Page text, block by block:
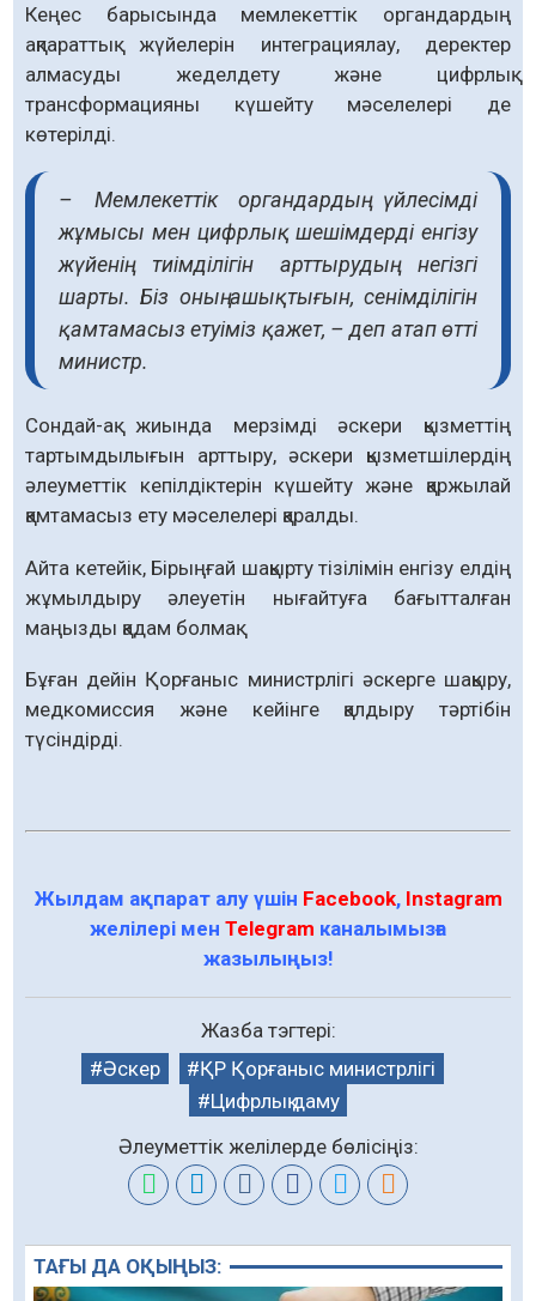
Кеңес барысында мемлекеттік органдардың
ақпараттық жүйелерін интеграциялау, деректер
алмасуды жеделдету және цифрлық
трансформацияны күшейту мәселелері де
көтерілді.
– Мемлекеттік органдардың үйлесімді
жұмысы мен цифрлық шешімдерді енгізу
жүйенің тиімділігін арттырудың негізгі
шарты. Біз оның ашықтығын, сенімділігін
қамтамасыз етуіміз қажет, – деп атап өтті
министр.
Сондай-ақ жиында мерзімді әскери қызметтің
тартымдылығын арттыру, әскери қызметшілердің
әлеуметтік кепілдіктерін күшейту және қаржылай
қамтамасыз ету мәселелері қаралды.
Айта кетейік, Бірыңғай шақырту тізілімін енгізу елдің
жұмылдыру әлеуетін нығайтуға бағытталған
маңызды қадам болмақ.
Бұған дейін Қорғаныс министрлігі әскерге шақыру,
медкомиссия және кейінге қалдыру тәртібін
түсіндірді.
Жылдам ақпарат алу үшін Facebook, Instagram
желілері мен Telegram каналымызға
жазылыңыз!
Жазба тэгтері:
Әскер
ҚР Қорғаныс министрлігі
Цифрлық даму
Әлеуметтік желілерде бөлісіңіз:
ТАҒЫ ДА ОҚЫҢЫЗ: